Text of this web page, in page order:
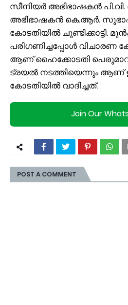
സീനിയര്‍ അഭിഭാഷകന്‍ പി.വി.
അഭിഭാഷകന്‍ കെ.ആര്‍.
കോടതിയില്‍ ചൂണ്ടിക്കാട്ടി.
പരിഗണിച്ചപ്പോള്‍ വിചാരണ
ആണ് ഹൈക്കോടതി
ട്രയല്‍ നടത്തിയെന്നും
കോടതിയില്‍ വാദിച്ചത്.
Join Our
POST A COMMENT